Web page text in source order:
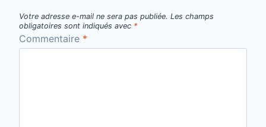
Votre adresse e-mail ne sera pas publiée. Les champs
obligatoires sont indiqués avec *
Commentaire *